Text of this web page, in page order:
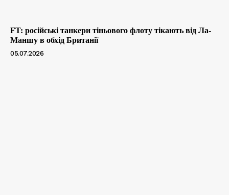
FT: російські танкери тіньового флоту тікають від Ла-
Маншу в обхід Британії
05.07.2026